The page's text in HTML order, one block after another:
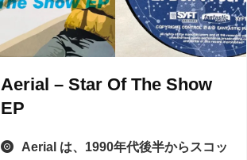
Aerial – Star Of The Show
EP
Aerial は、1990年代後半からスコッ